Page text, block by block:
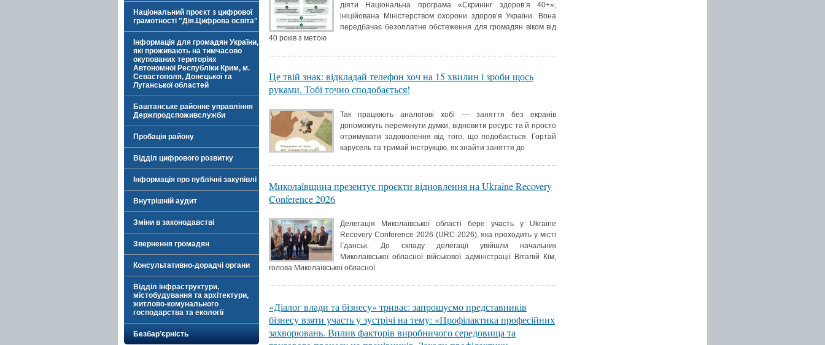
Національний проєкт з цифрової
грамотності "Дія.Цифрова освіта"
Інформація для громадян України,
які проживають на тимчасово
окупованих територіях
Автономної Республіки Крим, м.
Севастополя, Донецької та
Луганської областей
Баштанське районне управління
Держпродспоживслужби
Пробація району
Відділ цифрового розвитку
Інформація про публічні закупівлі
Внутрішній аудит
Зміни в законодавстві
Звернення громадян
Консультативно-дорадчі органи
Відділ інфраструктури,
містобудування та архітектури,
житлово-комунального
господарства та екології
Безбар’єрність
діяти Національна програма «Скринінг здоров’я 40+»,
ініційована Міністерством охорони здоров’я України. Вона
передбачає безоплатне обстеження для громадян віком від
40 років з метою
Це твій знак: відкладай телефон хоч на 15 хвилин і зроби щось
руками. Тобі точно сподобається!
Так працюють аналогові хобі — заняття без екранів
допоможуть перемкнути думки, відновити ресурс та й просто
отримувати задоволення від того, що подобається. Гортай
карусель та тримай інструкцію, як знайти заняття до
Миколаївщина презентує проєкти відновлення на Ukraine Recovery
Conference 2026
Делегація Миколаївської області бере участь у Ukraine
Recovery Conference 2026 (URC-2026), яка проходить у місті
Гданськ. До складу делегації увійшли начальник
Миколаївської обласної військової адміністрації Віталій Кім,
голова Миколаївської обласної
«Діалог влади та бізнесу» триває: запрошуємо представників
бізнесу взяти участь у зустрічі на тему: «Профілактика професійних
захворювань. Вплив факторів виробничого середовища та